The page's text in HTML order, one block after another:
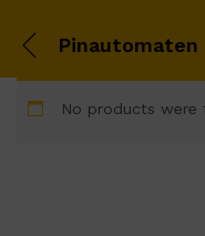
Pinautomaten
No products were